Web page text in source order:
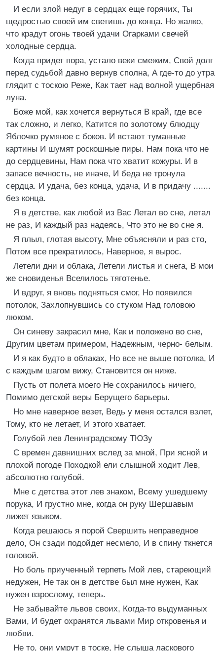
И если злой недуг в сердцах еще горячих, Ты
щедростью своей им светишь до конца. Но жалко,
что крадут огонь твоей удачи Огарками свечей
холодные сердца.
Когда придет пора, устало веки смежим, Свой долг
перед судьбой давно вернув сполна, А где-то до утра
глядит с тоскою Реже, Как тает над волной ущербная
луна.
Боже мой, как хочется вернуться В край, где все
так сложно, и легко, Катится по золотому блюдцу
Яблочко румяное с боков. И встают туманные
картины И шумят роскошные пиры. Нам пока что не
до сердцевины, Нам пока что хватит кожуры. И в
запасе вечность, не иначе, И беда не тронула
сердца. И удача, без конца, удача, И в придачу .......
без конца.
Я в детстве, как любой из Вас Летал во сне, летал
не раз, И каждый раз надеясь, Что это не во сне я.
Я плыл, глотая высоту, Мне объясняли и раз сто,
Потом все прекратилось, Наверное, я вырос.
Летели дни и облака, Летели листья и снега, В мои
же сновиденья Вселилось тяготенье.
И вдруг, я вновь подняться смог, Но появился
потолок, Захлопнувшись со стуком Над головою
люком.
Он синеву закрасил мне, Как и положено во сне,
Другим цветам примером, Надежным, черно- белым.
И я как будто в облаках, Но все не выше потолка, И
с каждым шагом вижу, Становится он ниже.
Пусть от полета моего Не сохранилось ничего,
Помимо детской веры Берущего барьеры.
Но мне наверное везет, Ведь у меня остался взлет,
Тому, кто не летает, И этого хватает.
Голубой лев Ленинградскому ТЮЗу
С времен давнишних вслед за мной, При ясной и
плохой погоде Походкой ели слышной ходит Лев,
абсолютно голубой.
Мне с детства этот лев знаком, Всему ушедшему
порука, И грустно мне, когда он руку Шершавым
лижет языком.
Когда решаюсь я порой Свершить неправедное
дело, Он сзади подойдет несмело, И в спину ткнется
головой.
Но боль приученный терпеть Мой лев, стареющий
недужен, Не так он в детстве был мне нужен, Как
нужен взрослому, теперь.
Не забывайте львов своих, Когда-то выдуманных
Вами, И будет охранятся львами Мир откровенья и
любви.
Не то, они умрут в тоске, Не слыша ласкового